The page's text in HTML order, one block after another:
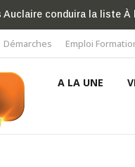
des Bains-Douches
Démarches Emploi
A LA UNE